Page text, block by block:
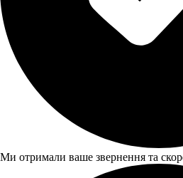
Ми отримали ваше звернення та